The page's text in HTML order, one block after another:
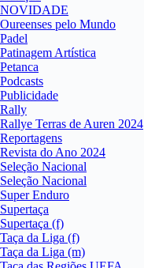
NOVIDADE
Oureenses pelo Mundo
Padel
Patinagem Artística
Petanca
Podcasts
Publicidade
Rally
Rallye Terras de Auren 2024
Reportagens
Revista do Ano 2024
Seleção Nacional
Seleção Nacional
Super Enduro
Supertaça
Supertaça (f)
Taça da Liga (f)
Taça da Liga (m)